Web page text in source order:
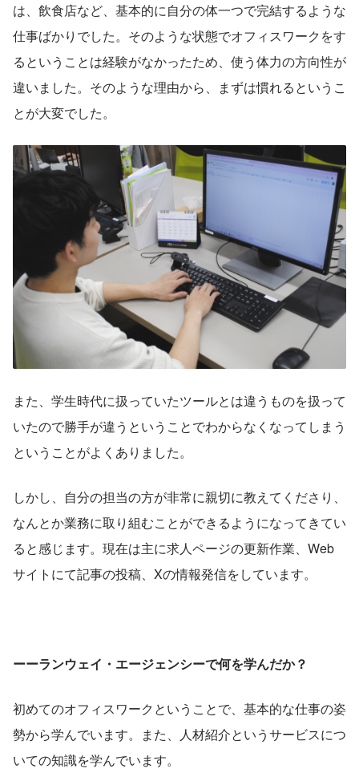
は、飲食店など、基本的に自分の体一つで完結するような
仕事ばかりでした。そのような状態でオフィスワークをす
るということは経験がなかったため、使う体力の方向性が
違いました。そのような理由から、まずは慣れるというこ
とが大変でした。
また、学生時代に扱っていたツールとは違うものを扱って
いたので勝手が違うということでわからなくなってしまう
ということがよくありました。
しかし、自分の担当の方が非常に親切に教えてくださり、
なんとか業務に取り組むことができるようになってきてい
ると感じます。現在は主に求人ページの更新作業、Web
サイトにて記事の投稿、Xの情報発信をしています。
ーーランウェイ・エージェンシーで何を学んだか？
初めてのオフィスワークということで、基本的な仕事の姿
勢から学んでいます。また、人材紹介というサービスにつ
いての知識を学んでいます。